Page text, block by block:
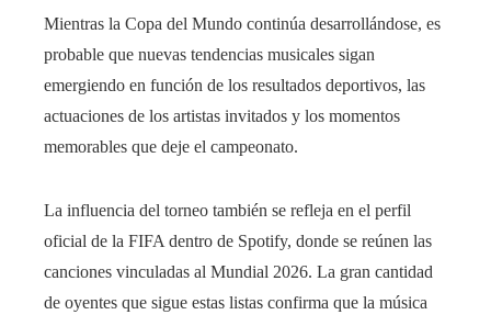
Mientras la Copa del Mundo continúa desarrollándose, es
probable que nuevas tendencias musicales sigan
emergiendo en función de los resultados deportivos, las
actuaciones de los artistas invitados y los momentos
memorables que deje el campeonato.
La influencia del torneo también se refleja en el perfil
oficial de la FIFA dentro de Spotify, donde se reúnen las
canciones vinculadas al Mundial 2026. La gran cantidad
de oyentes que sigue estas listas confirma que la música